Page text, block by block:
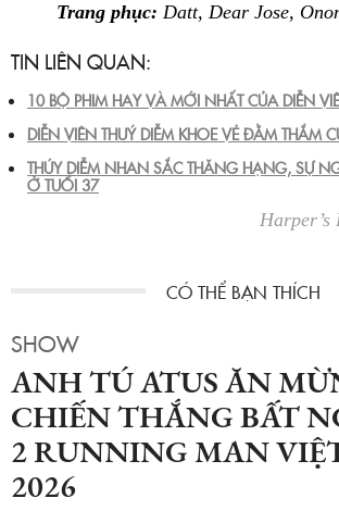
Trang phục: Datt, Dear Jose,
TIN LIÊN QUAN:
10 BỘ PHIM HAY VÀ MỚI NHẤT CỦA DIỄN
DIỄN VIÊN THUÝ DIỄM KHOE VẺ ĐẰM THẮM
THÚY DIỄM NHAN SẮC THĂNG HẠNG, SỰ
Ở TUỔI 37
Harper’s
SHOW
ANH TÚ ATUS ĂN
CHIẾN THẮNG BẤT
2 RUNNING MAN
2026